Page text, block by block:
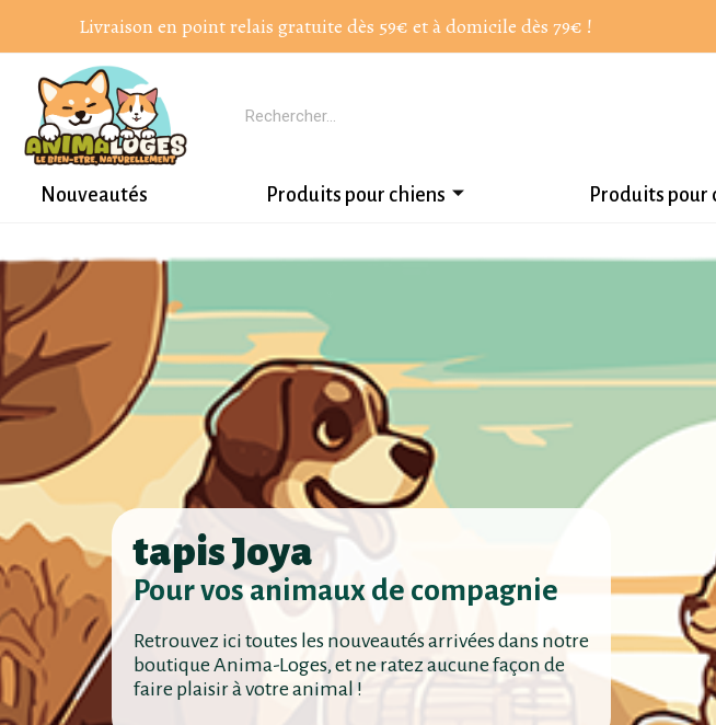
Livraison en point relais gratuite dès 59€ et à domicile dès 79€ !
Nouveautés Produits pour chiens Produits pour
tapis Joya
Pour vos animaux de compagnie
Retrouvez ici toutes les nouveautés arrivées dans notre
boutique Anima-Loges, et ne ratez aucune façon de
faire plaisir à votre animal !